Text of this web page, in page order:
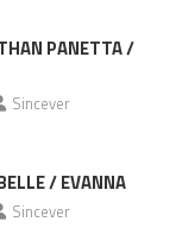
PANETTA /
Sincever
/ EVANNA
Sincever